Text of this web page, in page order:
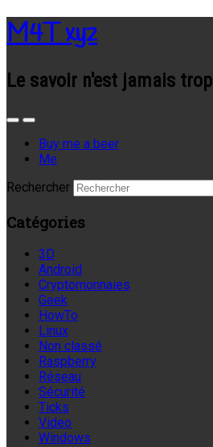
M4T xyz
Le savoir n'est jamais trop
Buy me a beer
Me
Rechercher
Catégories
3D
Android
Cryptomonnaies
Geek
HowTo
Linux
Non classé
Raspberry
Réseau
Sécurité
Ticks
Video
Windows